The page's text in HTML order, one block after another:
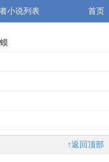
小说列表 首页
↑返回顶部